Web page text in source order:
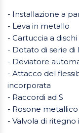
- Installazione a
- Leva in metallo
- Cartuccia a
- Dotato di serie
- Deviatore
- Attacco del
incorporata
- Raccordi ad S
- Rosone metallico
- Valvola di